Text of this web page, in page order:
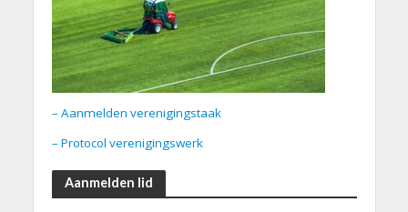
– Aanmelden verenigingstaak
– Protocol verenigingswerk
Aanmelden lid